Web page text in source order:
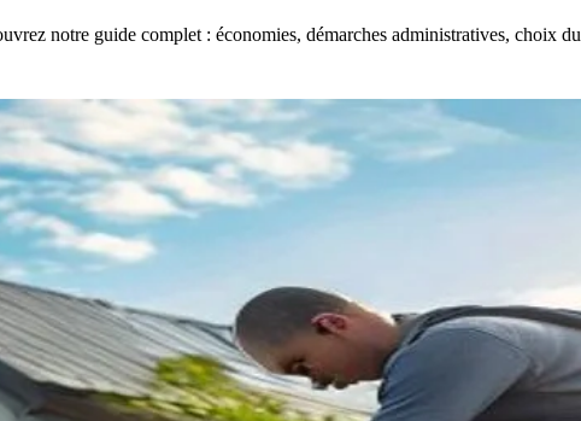
notre guide complet : économies, démarches administratives, choix